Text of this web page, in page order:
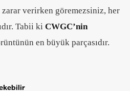
zarar verirken göremezsiniz, her
Tabii ki CWGC’nin
en büyük parçasıdır.